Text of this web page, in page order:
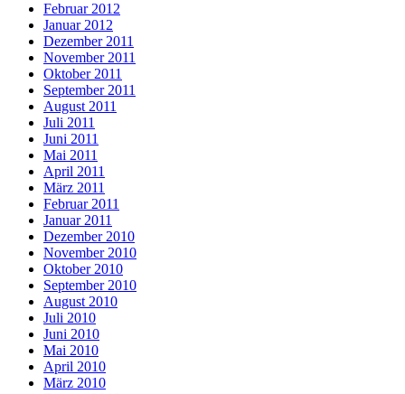
Februar 2012
Januar 2012
Dezember 2011
November 2011
Oktober 2011
September 2011
August 2011
Juli 2011
Juni 2011
Mai 2011
April 2011
März 2011
Februar 2011
Januar 2011
Dezember 2010
November 2010
Oktober 2010
September 2010
August 2010
Juli 2010
Juni 2010
Mai 2010
April 2010
März 2010